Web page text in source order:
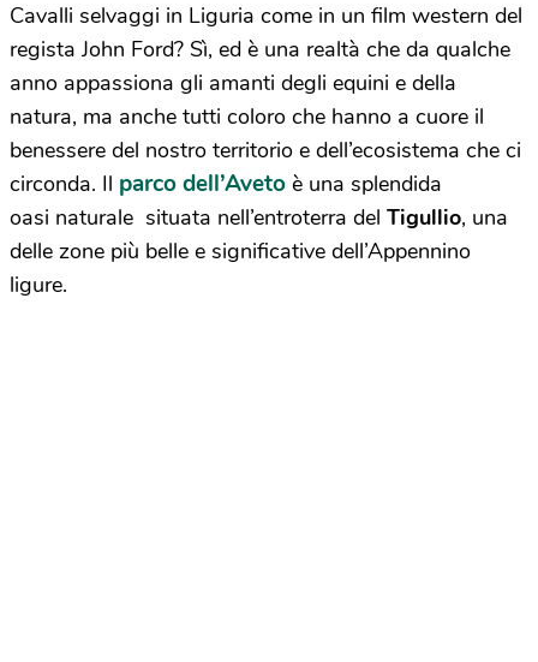
Cavalli selvaggi in Liguria come in un film western del
regista John Ford? Sì, ed è una realtà che da qualche
anno appassiona gli amanti degli equini e della
natura, ma anche tutti coloro che hanno a cuore il
benessere del nostro territorio e dell’ecosistema che ci
circonda. Il parco dell’Aveto è una splendida
oasi naturale situata nell’entroterra del Tigullio, una
delle zone più belle e significative dell’Appennino
ligure.